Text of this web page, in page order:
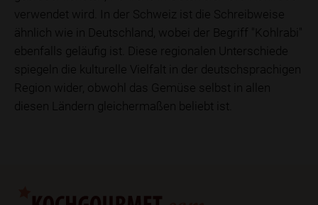
verwendet wird. In der Schweiz ist die Schreibweise
ähnlich wie in Deutschland, wobei der Begriff "Kohlrabi"
ebenfalls geläufig ist. Diese regionalen Unterschiede
spiegeln die kulturelle Vielfalt in der deutschsprachigen
Region wider, obwohl das Gemüse selbst in allen
diesen Ländern gleichermaßen beliebt ist.